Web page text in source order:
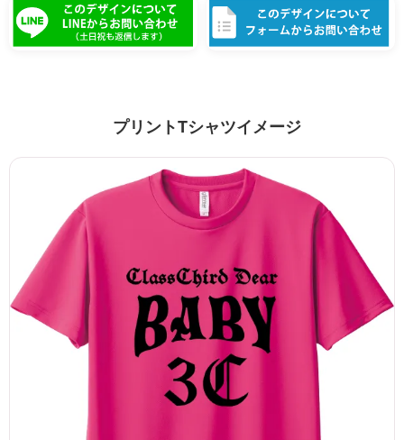
プリントTシャツイメージ